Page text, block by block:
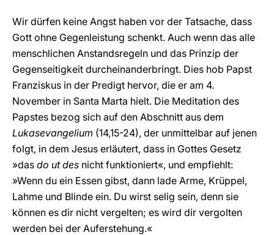
Wir dürfen keine Angst haben vor der Tatsache, dass
Gott ohne Gegenleistung schenkt. Auch wenn das alle
menschlichen Anstandsregeln und das Prinzip der
Gegenseitigkeit durcheinanderbringt. Dies hob Papst
Franziskus in der Predigt hervor, die er am 4.
November in Santa Marta hielt. Die Meditation des
Papstes bezog sich auf den Abschnitt aus dem
Lukasevangelium (14,15-24), der unmittelbar auf jenen
folgt, in dem Jesus erläutert, dass in Gottes Gesetz
»das do ut des nicht funktioniert«, und empfiehlt:
»Wenn du ein Essen gibst, dann lade Arme, Krüppel,
Lahme und Blinde ein. Du wirst selig sein, denn sie
können es dir nicht vergelten; es wird dir vergolten
werden bei der Auferstehung.«